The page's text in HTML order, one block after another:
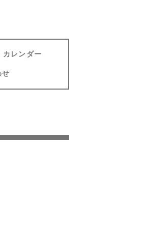
カレンダー
せ